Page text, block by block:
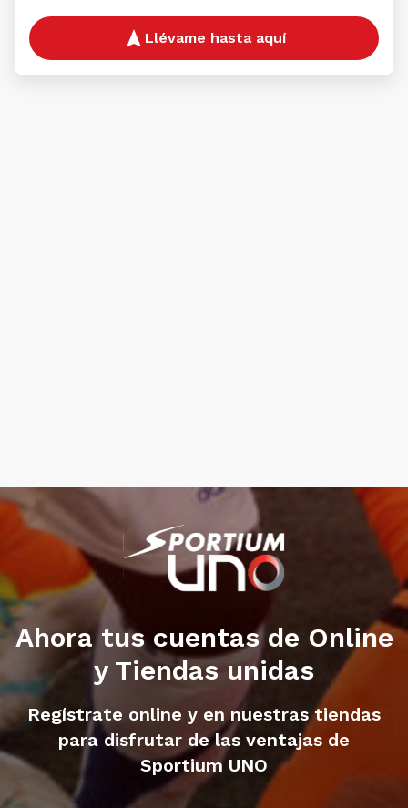
Llévame hasta aquí
Ahora tus cuentas de Online
y Tiendas unidas
Regístrate online y en nuestras tiendas
para disfrutar de las ventajas de
Sportium UNO